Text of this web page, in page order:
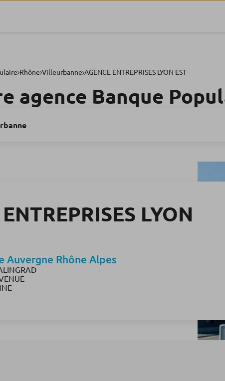
Rhône Villeurbanne AGENCE ENTREPRISES LYON EST
agence Banque
LYON
Auvergne Rhône Alpes